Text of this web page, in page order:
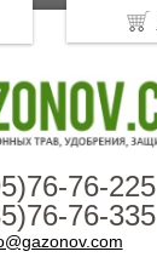
76-225
76-335